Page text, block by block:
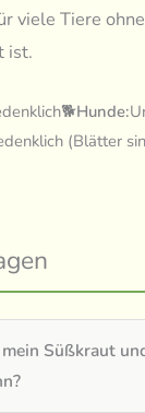
viele Tiere
ist.
🐕Hunde:
(Blätter
Süßkraut